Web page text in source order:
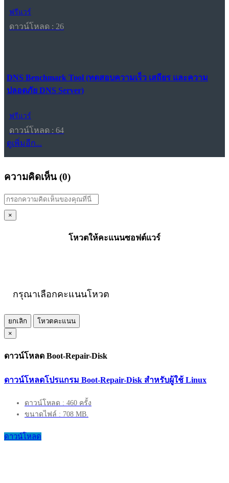
ฟรีแวร์
ดาวน์โหลด : 26
DNS Benchmark Tool (ทดสอบความเร็ว เสถียร และความ
ปลอดภัย DNS Server)
ฟรีแวร์
ดาวน์โหลด : 64
ดูเพิ่มอีก...
ความคิดเห็น (0)
×
โหวตให้คะแนนซอฟต์แวร์
กรุณาเลือกคะแนนโหวต
ยกเลิก
โหวตคะแนน
×
ดาวน์โหลด Boot-Repair-Disk
ดาวน์โหลดโปรแกรม Boot-Repair-Disk สำหรับผู้ใช้ Linux
ดาวน์โหลด : 460 ครั้ง
ขนาดไฟล์ : 708 MB.
ดาวน์โหลด